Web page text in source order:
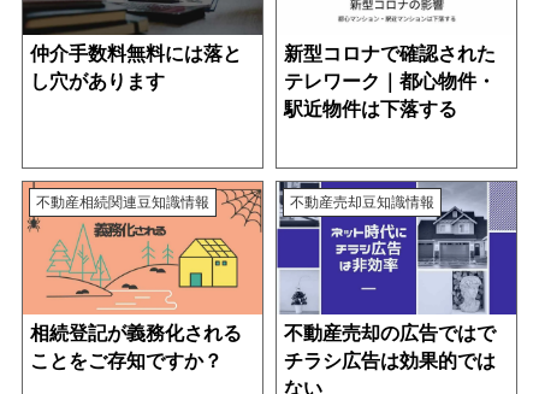
仲介手数料無料には落と
し穴があります
新型コロナで確認された
テレワーク｜都心物件・
駅近物件は下落する
不動産相続関連豆知識情報
相続登記が義務化される
ことをご存知ですか？
不動産売却豆知識情報
不動産売却の広告ではで
チラシ広告は効果的では
ない